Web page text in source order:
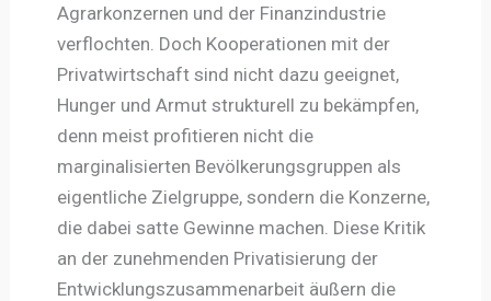
Agrarkonzernen und der Finanzindustrie
verflochten. Doch Kooperationen mit der
Privatwirtschaft sind nicht dazu geeignet,
Hunger und Armut strukturell zu bekämpfen,
denn meist profitieren nicht die
marginalisierten Bevölkerungsgruppen als
eigentliche Zielgruppe, sondern die Konzerne,
die dabei satte Gewinne machen. Diese Kritik
an der zunehmenden Privatisierung der
Entwicklungszusammenarbeit äußern die